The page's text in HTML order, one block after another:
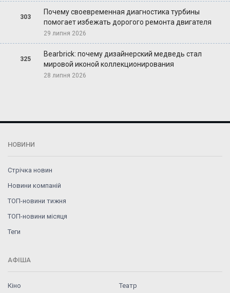
303
Почему своевременная диагностика турбины
помогает избежать дорогого ремонта двигателя
29 липня 2026
325
Bearbrick: почему дизайнерский медведь стал
мировой иконой коллекционирования
28 липня 2026
НОВИНИ
Стрічка новин
Новини компаній
ТОП-новини тижня
ТОП-новини місяця
Теги
АФІША
Кіно
Театр